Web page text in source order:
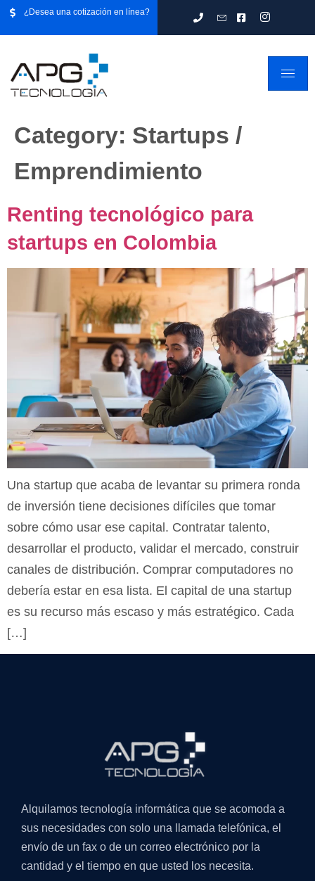
¿Desea una cotización en línea?
Category: Startups /
Emprendimiento
Renting tecnológico para
startups en Colombia
Una startup que acaba de levantar su primera ronda
de inversión tiene decisiones difíciles que tomar
sobre cómo usar ese capital. Contratar talento,
desarrollar el producto, validar el mercado, construir
canales de distribución. Comprar computadores no
debería estar en esa lista. El capital de una startup
es su recurso más escaso y más estratégico. Cada
[…]
Alquilamos tecnología informática que se acomoda a
sus necesidades con solo una llamada telefónica, el
envío de un fax o de un correo electrónico por la
cantidad y el tiempo en que usted los necesita.